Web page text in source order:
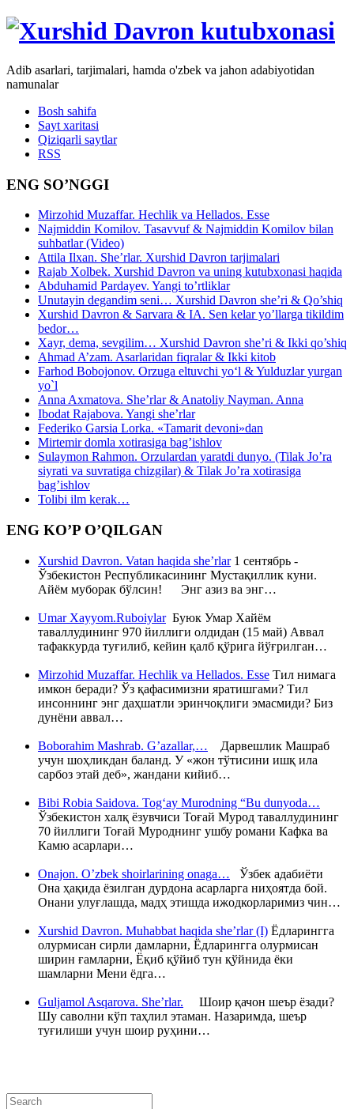
Adib asarlari, tarjimalari, hamda o'zbek va jahon adabiyotidan
namunalar
Bosh sahifa
Sayt xaritasi
Qiziqarli saytlar
RSS
ENG SO’NGGI
Mirzohid Muzaffar. Hechlik va Hellados. Esse
Najmiddin Komilov. Tasavvuf & Najmiddin Komilov bilan
suhbatlar (Video)
Attila Ilxan. She’rlar. Xurshid Davron tarjimalari
Rajab Xolbek. Xurshid Davron va uning kutubxonasi haqida
Abduhamid Pardayev. Yangi to’rtliklar
Unutayin degandim seni… Xurshid Davron she’ri & Qo’shiq
Xurshid Davron & Sarvara & IA. Sen kelar yo’llarga tikildim
bedor…
Xayr, dema, sevgilim… Xurshid Davron she’ri & Ikki qo’shiq
Ahmad A’zam. Asarlaridan fiqralar & Ikki kitob
Farhod Bobojonov. Orzuga eltuvchi yo‘l & Yulduzlar yurgan
yo`l
Anna Axmatova. She’rlar & Anatoliy Nayman. Anna
Ibodat Rajabova. Yangi she’rlar
Federiko Garsia Lorka. «Tamarit devoni»dan
Mirtemir domla xotirasiga bag’ishlov
Sulaymon Rahmon. Orzulardan yaratdi dunyo. (Tilak Jo’ra
siyrati va suvratiga chizgilar) & Tilak Jo’ra xotirasiga
bag’ishlov
Tolibi ilm kerak…
ENG KO’P O’QILGAN
Xurshid Davron. Vatan haqida she’rlar1 сентябрь -
Ўзбекистон Республикасининг Мустақиллик куни.
Айём муборак бўлсин! Энг азиз ва энг…
Umar Xayyom.RuboiylarБуюк Умар Хайём
таваллудининг 970 йиллиги олдидан (15 май) Аввал
тафаккурда туғилиб, кейин қалб қўрига йўғрилган…
Mirzohid Muzaffar. Hechlik va Hellados. Esse Тил нимага
имкон беради? Ўз қафасимизни яратишгами? Тил
инсоннинг энг даҳшатли эринчоқлиги эмасмиди? Биз
дунёни аввал…
Boborahim Mashrab. G’azallar,… Дарвешлик Машраб
учун шоҳликдан баланд. У «жон тўтисини ишқ ила
сарбоз этай деб», жандани кийиб…
Bibi Robia Saidova. Tog‘ay Murodning “Bu dunyoda…
Ўзбекистон халқ ёзувчиси Тоғай Мурод таваллудининг
70 йиллиги Тоғай Муроднинг ушбу романи Кафка ва
Камю асарлари…
Onajon. O’zbek shoirlarining onaga… Ўзбек адабиёти
Она ҳақида ёзилган дурдона асарларга ниҳоятда бой.
Онани улуғлашда, мадҳ этишда ижодкорларимиз чин…
Xurshid Davron. Muhabbat haqida she’rlar (I) Ёдларингга
олурмисан сирли дамларни, Ёдларингга олурмисан
ширин ғамларни, Ёқиб қўйиб тун қўйнида ёки
шамларни Мени ёдга…
Guljamol Asqarova. She’rlar. Шоир қачон шеър ёзади?
Шу саволни кўп таҳлил этаман. Назаримда, шеър
туғилиши учун шоир руҳини…